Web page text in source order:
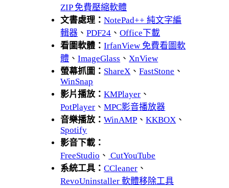
ZIP 免費壓縮軟體
文書處理：NotePad++ 純文字編
輯器 、PDF24 、Office下載
看圖軟體：IrfanView 免費看圖軟
體 、ImageGlass 、 XnView
螢幕抓圖： ShareX 、FastStone 、
WinSnap
影片播放：KMPlayer 、
PotPlayer 、MPC影音播放器
音樂播放：WinAMP 、KKBOX 、
Spotify
影音下載：
FreeStudio 、 CutYouTube
系統工具：CCleaner 、
RevoUninstaller 軟體移除工具